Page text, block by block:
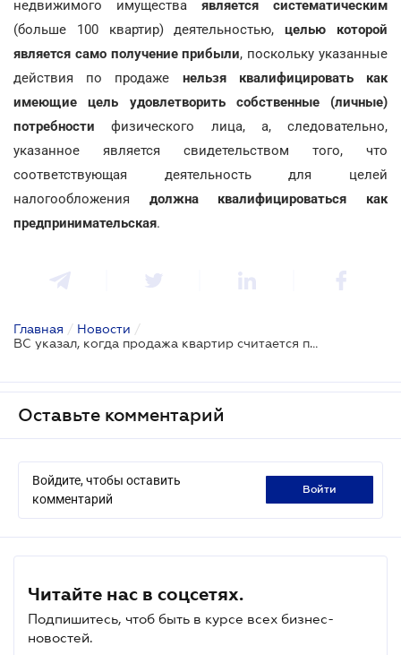
недвижимого имущества является систематическим
(больше 100 квартир) деятельностью,целью которой
является само получение прибыли, поскольку указанные
действия по продаже нельзя квалифицировать как
имеющие цель удовлетворить собственные (личные)
потребности физического лица, а, следовательно,
указанное является свидетельством того, что
соответствующая деятельность для целей
налогообложения должна квалифицироваться как
предпринимательская.
Главная / Новости /
ВС указал, когда продажа квартир считается предпринимательской деятельностью
Оставьте комментарий
Войдите, чтобы оставить
комментарий
войти
Читайте нас в соцсетях.
Подпишитесь, чтоб быть в курсе всех бизнес-
новостей.